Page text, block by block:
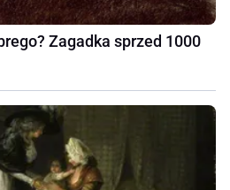
Zagadka sprzed 1000